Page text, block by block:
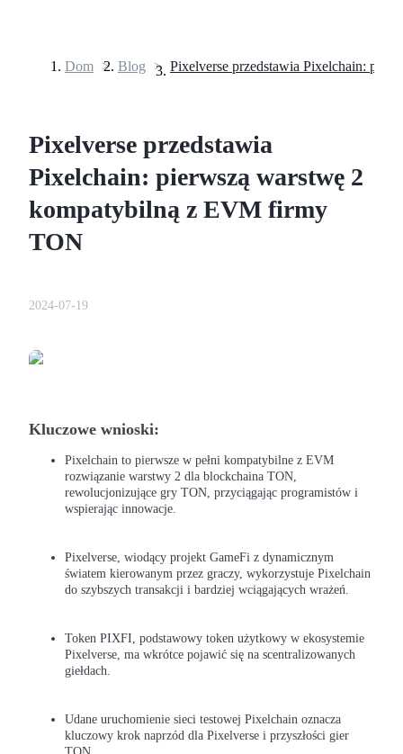
Kontrakty futures wykorzystujące USDT jako zabezpieczenie
Kontrakty terminowe COIN-M
Kontrakty terminowe na kryptowaluty
TradFi
Dom > Blog >
Pixelverse przedstawia
Pixelchain: pierwszą warstwę 2
kompatybilną z EVM firmy
TON
2024-07-19
Kluczowe wnioski:
Pixelchain to pierwsze w pełni kompatybilne z EVM
rozwiązanie warstwy 2 dla blockchaina TON,
rewolucjonizujące gry TON, przyciągając programistów i
wspierając innowacje.
Pixelverse, wiodący projekt GameFi z dynamicznym
światem kierowanym przez graczy, wykorzystuje Pixelchain
do szybszych transakcji i bardziej wciągających wrażeń.
Token PIXFI, podstawowy token użytkowy w ekosystemie
Pixelverse, ma wkrótce pojawić się na scentralizowanych
giełdach.
Udane uruchomienie sieci testowej Pixelchain oznacza
kluczowy krok naprzód dla Pixelverse i przyszłości gier
TON.